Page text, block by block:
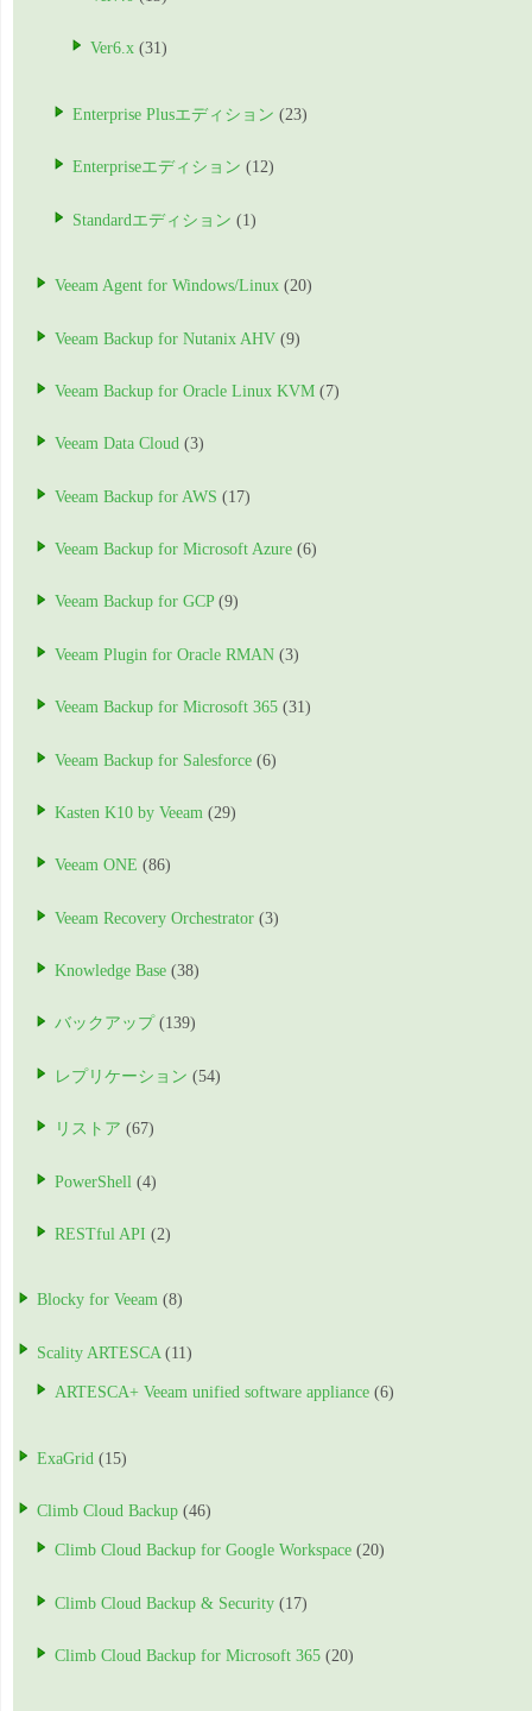
Ver6.x (31)
Enterprise Plusエディション (23)
Enterpriseエディション (12)
Standardエディション (1)
Veeam Agent for Windows/Linux (20)
Veeam Backup for Nutanix AHV (9)
Veeam Backup for Oracle Linux KVM (7)
Veeam Data Cloud (3)
Veeam Backup for AWS (17)
Veeam Backup for Microsoft Azure (6)
Veeam Backup for GCP(9)
Veeam Plugin for Oracle RMAN (3)
Veeam Backup for Microsoft 365 (31)
Veeam Backup for Salesforce (6)
Kasten K10 by Veeam (29)
Veeam ONE (86)
Veeam Recovery Orchestrator (3)
Knowledge Base (38)
バックアップ (139)
レプリケーション (54)
リストア (67)
PowerShell (4)
RESTful API (2)
Blocky for Veeam (8)
Scality ARTESCA (11)
ARTESCA+ Veeam unified software appliance (6)
ExaGrid (15)
Climb Cloud Backup (46)
Climb Cloud Backup for Google Workspace (20)
Climb Cloud Backup & Security (17)
Climb Cloud Backup for Microsoft 365 (20)